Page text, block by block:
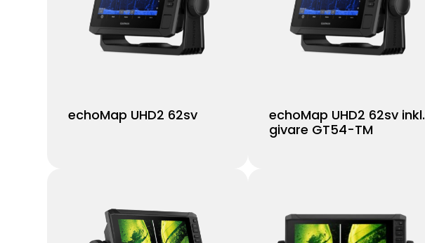
echoMap UHD2 62sv
echoMap UHD2 62sv inkl.
givare GT54-TM